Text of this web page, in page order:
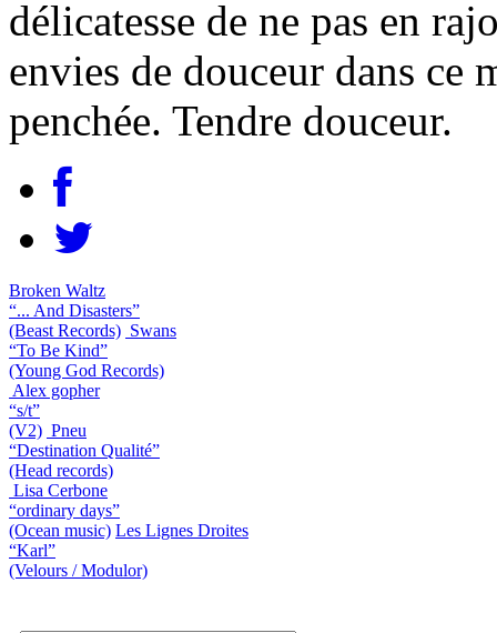
délicatesse de ne pas en
envies de douceur dans ce
penchée. Tendre douceur.
Broken Waltz
“... And Disasters”
(Beast Records) Swans
“To Be Kind”
(Young God Records)
Alex gopher
“s/t”
(V2) Pneu
“Destination Qualité”
(Head records)
Lisa Cerbone
“ordinary days”
(Ocean music) Les Lignes Droites
“Karl”
(Velours / Modulor)